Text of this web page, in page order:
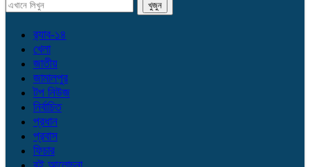
র‌্যাব-১৪
খেলা
জাতীয়
জামালপুর
টপ নিউজ
নির্বাচিত
প্রধান
প্রবাস
ফিচার